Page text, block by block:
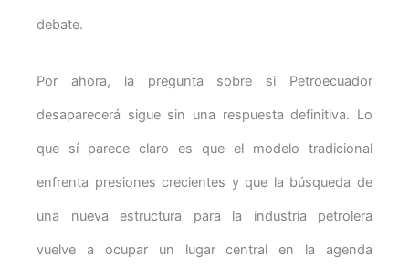
debate.
Por ahora, la pregunta sobre si Petroecuador
desaparecerá sigue sin una respuesta definitiva. Lo
que sí parece claro es que el modelo tradicional
enfrenta presiones crecientes y que la búsqueda de
una nueva estructura para la industria petrolera
vuelve a ocupar un lugar central en la agenda